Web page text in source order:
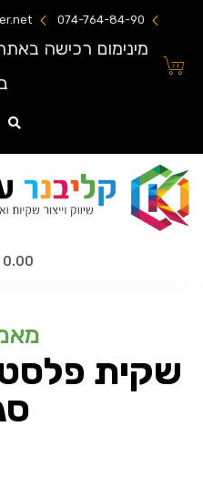
074-764-84-90
0.00
שקית